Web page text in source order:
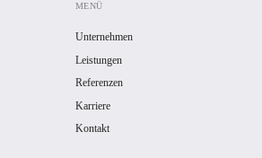
MENÜ
Unternehmen
Leistungen
Referenzen
Karriere
Kontakt